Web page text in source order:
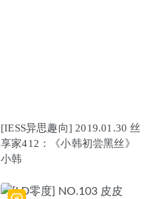
[IESS异思趣向] 2019.01.30 丝
享家412：《小韩初尝黑丝》
小韩